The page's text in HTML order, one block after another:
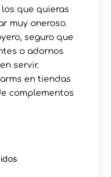
que quieras
muy oneroso.
seguro que
o adornos
servir.
en tiendas
complementos